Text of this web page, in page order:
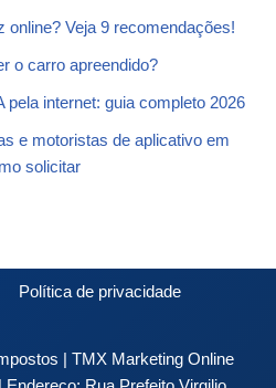
online? Veja 9 recomendações!
o carro apreendido?
pela internet: guia completo 2026
e motoristas de aplicativo em
solicitar
Política de privacidade
| TMX Marketing Online